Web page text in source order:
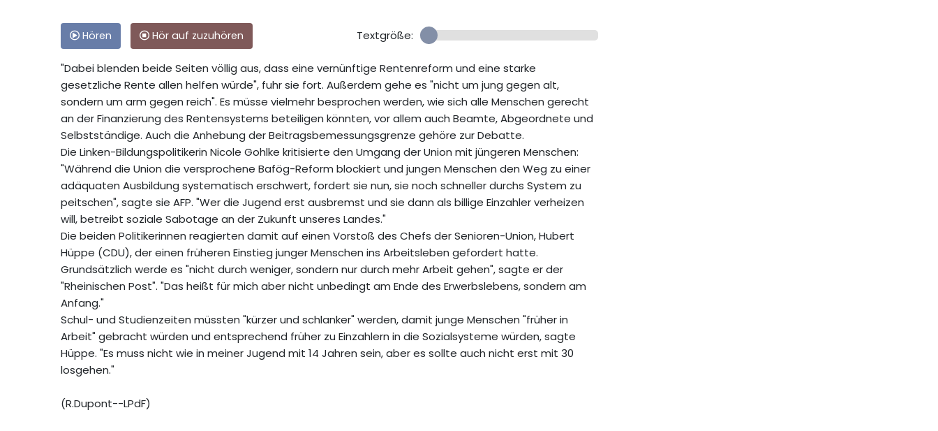
Hören Hör auf zuzuhören Textgröße:
"Dabei blenden beide Seiten völlig aus, dass eine vernünftige Rentenreform und eine starke
gesetzliche Rente allen helfen würde", fuhr sie fort. Außerdem gehe es "nicht um jung gegen alt,
sondern um arm gegen reich". Es müsse vielmehr besprochen werden, wie sich alle Menschen gerecht
an der Finanzierung des Rentensystems beteiligen könnten, vor allem auch Beamte, Abgeordnete und
Selbstständige. Auch die Anhebung der Beitragsbemessungsgrenze gehöre zur Debatte.
Die Linken-Bildungspolitikerin Nicole Gohlke kritisierte den Umgang der Union mit jüngeren Menschen:
"Während die Union die versprochene Bafög-Reform blockiert und jungen Menschen den Weg zu einer
adäquaten Ausbildung systematisch erschwert, fordert sie nun, sie noch schneller durchs System zu
peitschen", sagte sie AFP. "Wer die Jugend erst ausbremst und sie dann als billige Einzahler verheizen
will, betreibt soziale Sabotage an der Zukunft unseres Landes."
Die beiden Politikerinnen reagierten damit auf einen Vorstoß des Chefs der Senioren-Union, Hubert
Hüppe (CDU), der einen früheren Einstieg junger Menschen ins Arbeitsleben gefordert hatte.
Grundsätzlich werde es "nicht durch weniger, sondern nur durch mehr Arbeit gehen", sagte er der
"Rheinischen Post". "Das heißt für mich aber nicht unbedingt am Ende des Erwerbslebens, sondern am
Anfang."
Schul- und Studienzeiten müssten "kürzer und schlanker" werden, damit junge Menschen "früher in
Arbeit" gebracht würden und entsprechend früher zu Einzahlern in die Sozialsysteme würden, sagte
Hüppe. "Es muss nicht wie in meiner Jugend mit 14 Jahren sein, aber es sollte auch nicht erst mit 30
losgehen."
(R.Dupont--LPdF)